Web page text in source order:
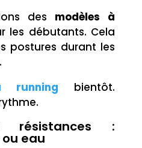
des modèles à
les débutants. Cela
postures durant les
running bientôt.
résistances :
eau